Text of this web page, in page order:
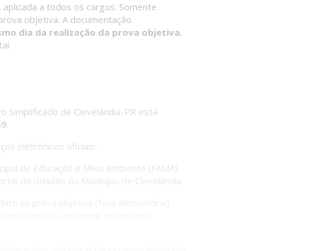
, aplicada a todos os cargos. Somente
objetiva. A documentação
dia da realização da prova objetiva,
Simplificado de Clevelândia-PR está
.
eletrônicos oficiais:
de Educação e Meio Ambiente (FAMA)
do cidadão do Município de Clevelândia